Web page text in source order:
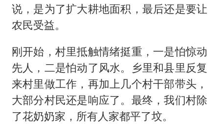
说，是为了扩大耕地面积，最后还是要让
农民受益。
刚开始，村里抵触情绪挺重，一是怕惊动
先人，二是怕动了风水。乡里和县里反复
来村里做工作，再加上几个村干部带头，
大部分村民还是响应了。最终，我们村除
了花奶奶家，所有人家都平了坟。